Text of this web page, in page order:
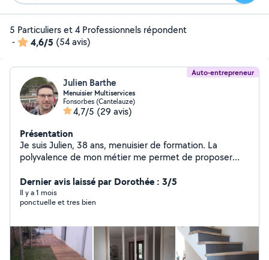
5 Particuliers et 4 Professionnels répondent
-
4,6/5 (54 avis)
Auto-entrepreneur
Julien Barthe
Menuisier Multiservices
Fonsorbes (Cantelauze)
4,7/5 (29 avis)
Présentation
Je suis Julien, 38 ans, menuisier de formation. La
polyvalence de mon métier me permet de proposer
que: - Pose de parquet, de terrasse bois -
Aménagement d'intérieur - Escalier - Plomberie - Pose
de cuisine (plaque de cuisson, four, évier...) Je réalise
un logement (pose d'étagères, de tringles à rideau,
changement de mitigeur, etc ...) N'hésitez pas à me
contacter pour échanger sur vos besoins.
Dernier avis laissé par Dorothée : 3/5
Il y a 1 mois
ponctuelle et tres bien